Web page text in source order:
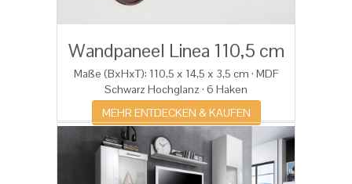
Wandpaneel Linea 110,5 cm
Maße (BxHxT): 110,5 x 14,5 x 3,5 cm · MDF
Schwarz Hochglanz · 6 Haken
MEHR ENTDECKEN & KAUFEN